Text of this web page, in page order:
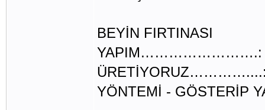
BEYİN FIRTINASI
YAPIM…………………….:
ÜRETİYORUZ…………....:
YÖNTEMİ - GÖSTERİP